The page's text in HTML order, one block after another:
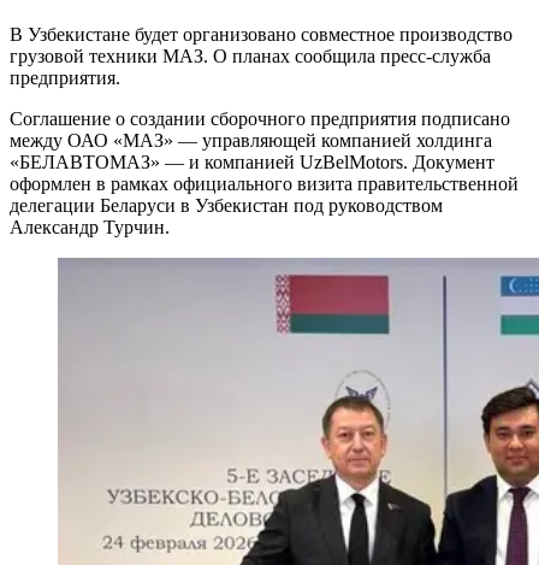
В Узбекистане будет организовано совместное производство
грузовой техники МАЗ. О планах сообщила пресс-служба
предприятия.
Соглашение о создании сборочного предприятия подписано
между ОАО «МАЗ» — управляющей компанией холдинга
«БЕЛАВТОМАЗ» — и компанией UzBelMotors. Документ
оформлен в рамках официального визита правительственной
делегации Беларуси в Узбекистан под руководством
Александр Турчин.